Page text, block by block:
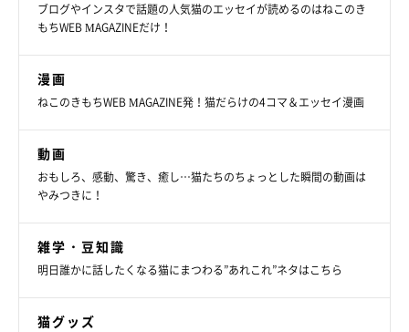
ブログやインスタで話題の人気猫のエッセイが読めるのはねこのき
もちWEB MAGAZINEだけ！
漫画
ねこのきもちWEB MAGAZINE発！猫だらけの4コマ＆エッセイ漫画
動画
おもしろ、感動、驚き、癒し…猫たちのちょっとした瞬間の動画は
やみつきに！
雑学・豆知識
明日誰かに話したくなる猫にまつわる”あれこれ”ネタはこちら
猫グッズ